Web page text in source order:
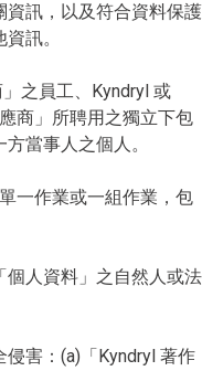
資訊，以及符合資料保護
訊。
之員工、Kyndryl 或
商」所聘用之獨立下包
當事人之個人。
一作業或一組作業，包
個人資料」之自然人或法
害：(a)「Kyndryl 著作